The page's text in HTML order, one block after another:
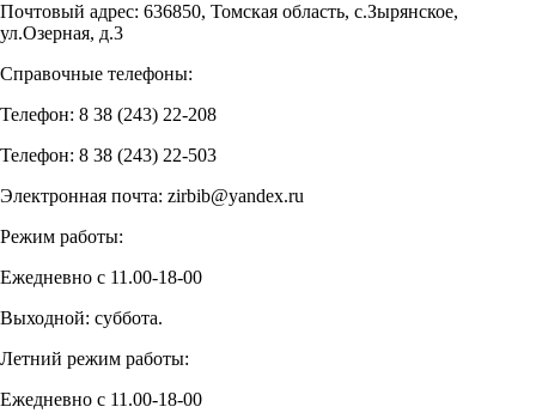
Почтовый адрес: 636850, Томская область, с.Зырянское,
ул.Озерная, д.3
Справочные телефоны:
Телефон: 8 38 (243) 22-208
Телефон: 8 38 (243) 22-503
Электронная почта: zirbib@yandex.ru
Режим работы:
Ежедневно с 11.00-18-00
Выходной: суббота.
Летний режим работы:
Ежедневно с 11.00-18-00